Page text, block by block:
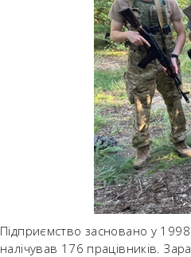
Підприємство засновано у
налічував 176 працівників.